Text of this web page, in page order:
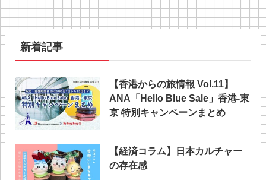
新着記事
【香港からの旅情報 Vol.11】
ANA「Hello Blue Sale」香港‐東
京 特別キャンペーンまとめ
【経済コラム】日本カルチャー
の存在感